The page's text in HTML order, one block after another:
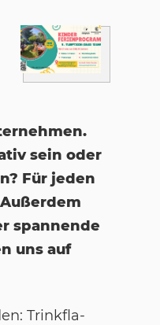
sein oder
Für jeden
spannende
uns auf
Trink­fla­